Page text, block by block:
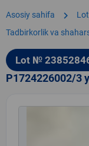
Asosiy sahifa chevron_right
Tadbirkorlik va
Lot №
P1724226002/3